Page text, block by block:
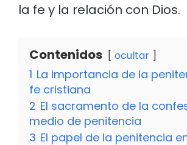
la fe y la relación con Dios.
Contenidos ocultar
1 La importancia de la
fe cristiana
2 El sacramento de la
medio de penitencia
3 El papel de la penitencia